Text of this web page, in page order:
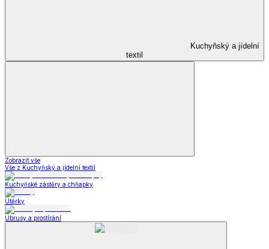
Kuchyňský a jídelní
textil
Zobrazit vše
Vše z Kuchyňský a jídelní textil
Kuchyňské zástěry a chňapky
Utěrky
Ubrusy a prostírání